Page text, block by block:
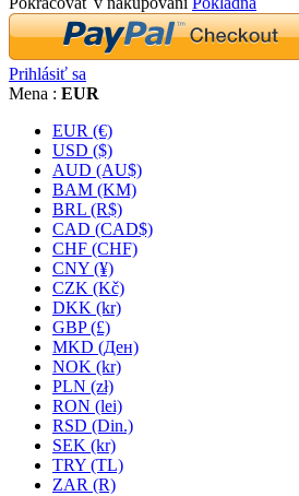
Prihlásiť sa
Mena : EUR
EUR (€)
USD ($)
AUD (AU$)
BAM (KM)
BRL (R$)
CAD (CAD$)
CHF (CHF)
CNY (¥)
CZK (Kč)
DKK (kr)
GBP (£)
MKD (Ден)
NOK (kr)
PLN (zł)
RON (lei)
RSD (Din.)
SEK (kr)
TRY (TL)
ZAR (R)